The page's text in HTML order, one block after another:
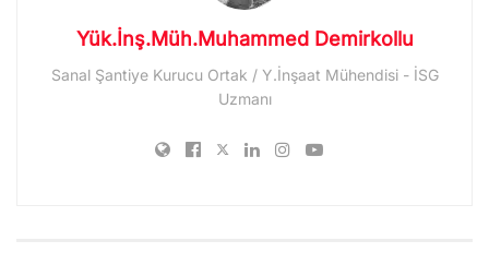
Yük.İnş.Müh.Muhammed Demirkollu
Sanal Şantiye Kurucu Ortak / Y.İnşaat Mühendisi - İSG
Uzmanı